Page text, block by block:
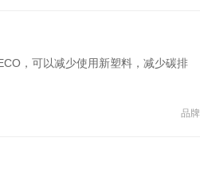
，可以减少使用新塑料，减少碳排
品牌